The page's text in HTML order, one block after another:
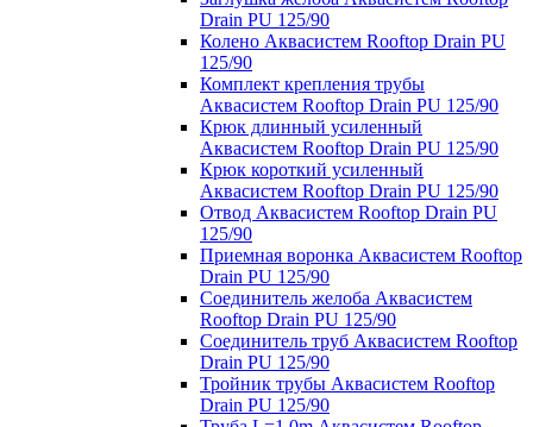
Drain PU 125/90
Колено Аквасистем Rooftop Drain PU
125/90
Комплект крепления трубы
Аквасистем Rooftop Drain PU 125/90
Крюк длинный усиленный
Аквасистем Rooftop Drain PU 125/90
Крюк короткий усиленный
Аквасистем Rooftop Drain PU 125/90
Отвод Аквасистем Rooftop Drain PU
125/90
Приемная воронка Аквасистем Rooftop
Drain PU 125/90
Соединитель желоба Аквасистем
Rooftop Drain PU 125/90
Соединитель труб Аквасистем Rooftop
Drain PU 125/90
Тройник трубы Аквасистем Rooftop
Drain PU 125/90